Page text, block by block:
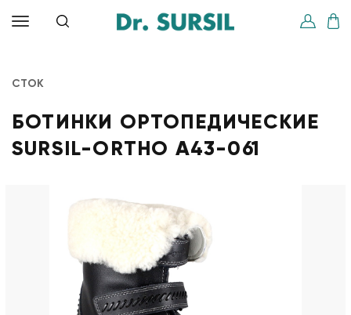
СТОК
БОТИНКИ ОРТОПЕДИЧЕСКИЕ
SURSIL-ORTHO A43-061